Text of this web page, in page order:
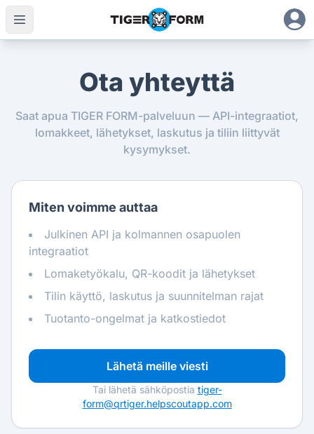
Ota yhteyttä
Saat apua TIGER FORM-palveluun — API-integraatiot,
lomakkeet, lähetykset, laskutus ja tiliin liittyvät
kysymykset.
Miten voimme auttaa
Julkinen API ja kolmannen osapuolen
integraatiot
Lomaketyökalu, QR-koodit ja lähetykset
Tilin käyttö, laskutus ja suunnitelman rajat
Tuotanto-ongelmat ja katkostiedot
Lähetä meille viesti
Tai lähetä sähköpostia tiger-
form@qrtiger.helpscoutapp.com